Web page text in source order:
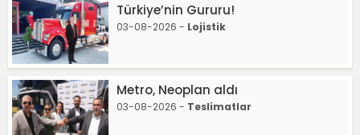
Türkiye’nin Gururu!
03-08-2026 - Lojistik
Metro, Neoplan aldı
03-08-2026 - Teslimatlar